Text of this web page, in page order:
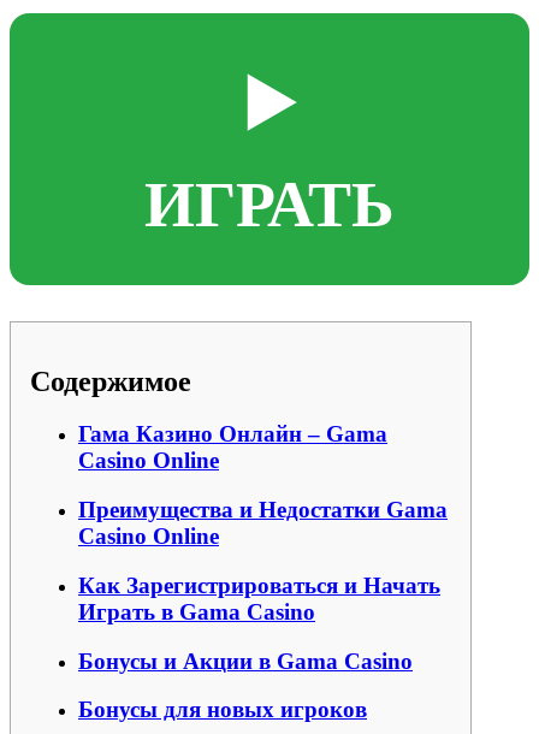
▶️
ИГРАТЬ
Содержимое
Гама Казино Онлайн – Gama
Casino Online
Преимущества и Недостатки Gama
Casino Online
Как Зарегистрироваться и Начать
Играть в Gama Casino
Бонусы и Акции в Gama Casino
Бонусы для новых игроков